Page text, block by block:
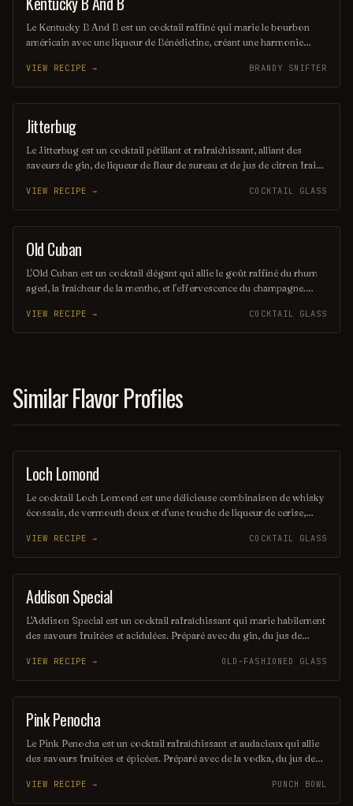
Le Kentucky B And B est un cocktail raffiné qui marie le bourbon
américain avec une liqueur de Bénédictine, créant une harmonie
une expérience gustative riche et chaleureuse, idéale pour les
amateurs de spiritueux. Ce mélange emblématique évoque l'âme du
Kentucky tout en ajoutant une touche d'élégance.
VIEW RECIPE → BRANDY SNIFTER
COCKTAIL
Jitterbug
Le Jitterbug est un cocktail pétillant et rafraîchissant, alliant des
saveurs de gin, de liqueur de fleur de sureau et de jus de citron frais.
une soirée entre amis. Ce mélange harmonieux séduira les amateurs
de cocktails fruités et floraux.
VIEW RECIPE → COCKTAIL GLASS
COCKTAIL
Old Cuban
L'Old Cuban est un cocktail élégant qui allie le goût raffiné du rhum
aged, la fraîcheur de la menthe, et l'effervescence du champagne.
cocktail offre une expérience à la fois pétillante et sophistiquée,
parfaite pour toute occasion. Sa présentation luxueuse en fait un
VIEW RECIPE → COCKTAIL GLASS
Similar Flavor Profiles
ORDINARY DRINK
Loch Lomond
Le cocktail Loch Lomond est une délicieuse combinaison de whisky
écossais, de vermouth doux et d'une touche de liqueur de cerise,
garniture de zeste d'orange, il évoque les paysages pittoresques des
Highlands écossais. Ce mélange harmonieux est parfait pour ceux
qui recherchent une expérience gustative unique et raffinée.
VIEW RECIPE → COCKTAIL GLASS
COCKTAIL
Addison Special
L'Addison Special est un cocktail rafraîchissant qui marie habilement
des saveurs fruitées et acidulées. Préparé avec du gin, du jus de
expérience gustative unique, parfaite pour les soirées estivales. Sa
présentation élégante en fait également un choix idéal pour
impressionner vos invités.
VIEW RECIPE → OLD-FASHIONED GLASS
PUNCH / PARTY DRINK
Pink Penocha
Le Pink Penocha est un cocktail rafraîchissant et audacieux qui allie
des saveurs fruitées et épicées. Préparé avec de la vodka, du jus de
glace avec une garniture de framboises et de menthe. Ce mélange
vibrant et coloré est parfait pour égayer vos soirées.
VIEW RECIPE → PUNCH BOWL